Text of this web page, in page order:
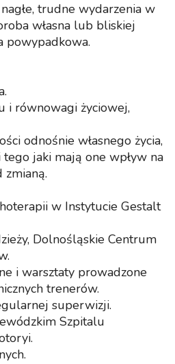
trudne wydarzenia w
własna lub bliskiej
powypadkowa.
i równowagi życiowej,
odnośnie własnego życia,
jaki mają one wpływ na
zmianą.
w Instytucie Gestalt
Dolnośląskie Centrum
i warsztaty prowadzone
trenerów.
superwizji.
Szpitalu